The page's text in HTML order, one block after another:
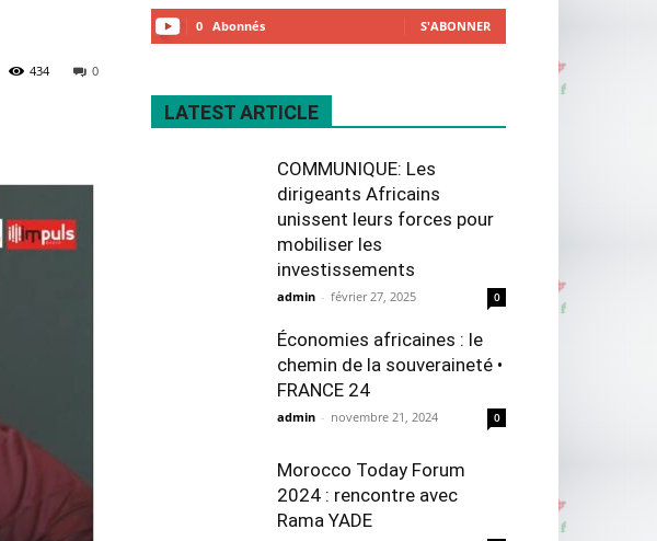
0
434
0 Abonnés S'ABONNER
LATEST ARTICLE
COMMUNIQUE: Les
dirigeants Africains
unissent leurs forces pour
mobiliser les
investissements
admin - février 27, 2025 0
Économies africaines : le
chemin de la souveraineté •
FRANCE 24
admin - novembre 21, 2024 0
Morocco Today Forum
2024 : rencontre avec
Rama YADE